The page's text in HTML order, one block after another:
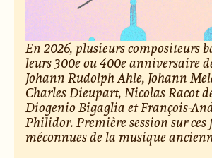
En 2026, plusieurs compositeurs
leurs 300e ou 400e anniversaire
Johann Rudolph Ahle, Johann
Charles Dieupart, Nicolas Racot
Diogenio Bigaglia et François-
Philidor. Première session sur
méconnues de la musique